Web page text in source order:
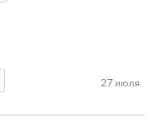
27 июля